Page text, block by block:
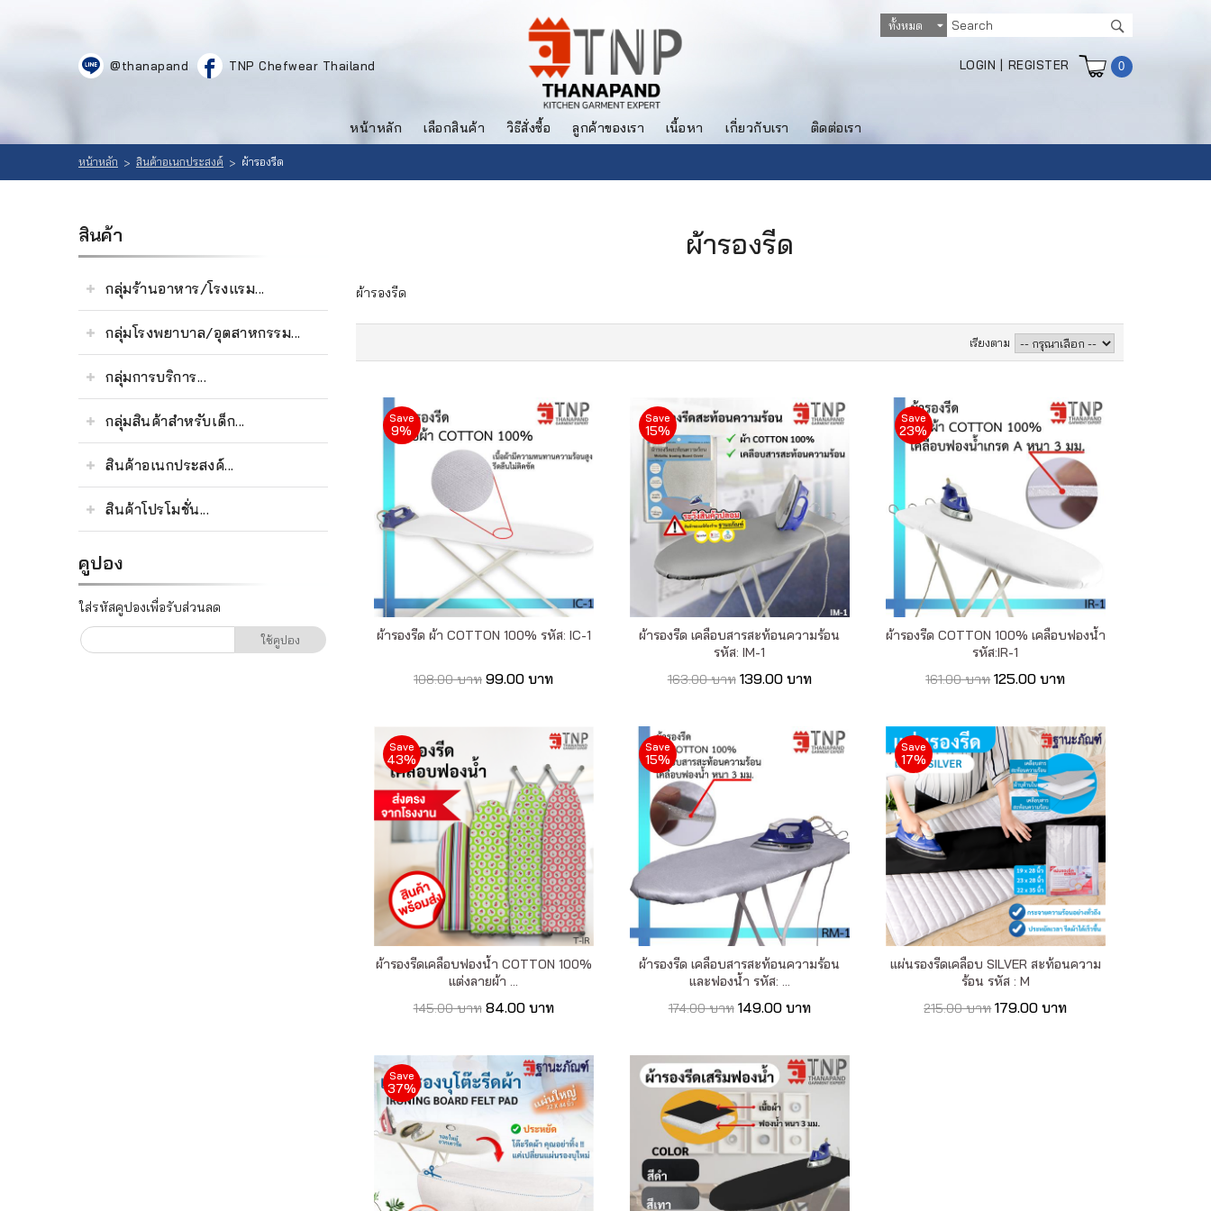
ที่
สินค้า
@thanapand TNP Chefwear Thailand 0
LOGIN | REGISTER
หน้าหลัก เลือกสินค้า วิธีสั่งซื้อ ลูกค้าของเรา เนื้อหา เกี่ยวกับเรา ติดต่อเรา
หน้าหลัก > สินค้าอเนกประสงค์ > ผ้ารองรีด
สินค้า
กลุ่มร้านอาหาร/โรงแรม...
กลุ่มโรงพยาบาล/อุตสาหกรรม...
กลุ่มการบริการ...
กลุ่มสินค้าสำหรับเด็ก...
สินค้าอเนกประสงค์...
สินค้าโปรโมชั่น...
คูปอง
ใส่รหัสคูปองเพื่อรับส่วนลด
ใช้คูปอง
ผ้ารองรีด
ผ้ารองรีด
เรียงตาม
Save
9%
ผ้ารองรีด ผ้า COTTON 100% รหัส: IC-1
108.00 บาท 99.00 บาท
Save
15%
ผ้ารองรีด เคลือบสารสะท้อนความร้อน
รหัส: IM-1
163.00 บาท 139.00 บาท
Save
23%
ผ้ารองรีด COTTON 100% เคลือบฟองน้ำ
รหัส:IR-1
161.00 บาท 125.00 บาท
Save
43%
ผ้ารองรีดเคลือบฟองน้ำ COTTON 100%
แต่งลายผ้า ...
145.00 บาท 84.00 บาท
Save
15%
ผ้ารองรีด เคลือบสารสะท้อนความร้อน
และฟองน้ำ รหัส: ...
174.00 บาท 149.00 บาท
Save
17%
แผ่นรองรีดเคลือบ SILVER สะท้อนความ
ร้อน รหัส : M
215.00 บาท 179.00 บาท
Save
37%